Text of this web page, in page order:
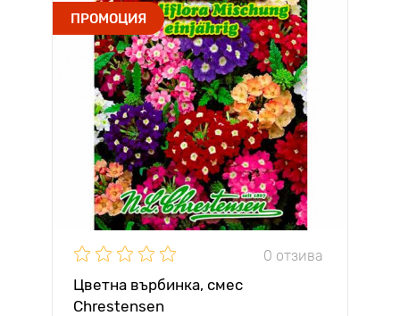
ПРОМОЦИЯ
0 отзива
Цветна върбинка, смес
Chrestensen